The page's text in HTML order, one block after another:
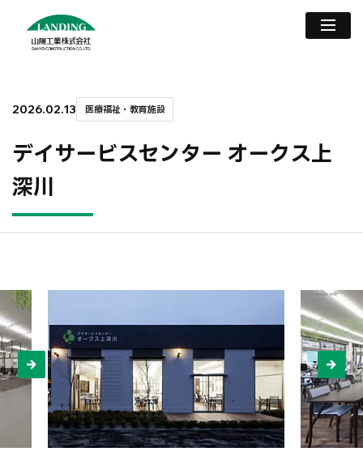
2026.02.13 医療福祉・教育施設
デイサービスセンター オークス上
深川